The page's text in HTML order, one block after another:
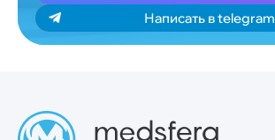
Написать в telegram